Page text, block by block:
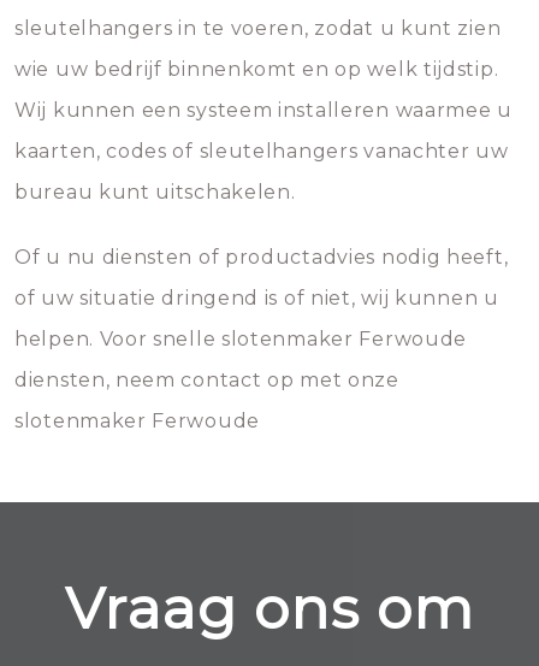
sleutelhangers in te voeren, zodat u kunt zien
wie uw bedrijf binnenkomt en op welk tijdstip.
Wij kunnen een systeem installeren waarmee u
kaarten, codes of sleutelhangers vanachter uw
bureau kunt uitschakelen.
Of u nu diensten of productadvies nodig heeft,
of uw situatie dringend is of niet, wij kunnen u
helpen. Voor snelle slotenmaker Ferwoude
diensten, neem contact op met onze
slotenmaker Ferwoude
Vraag ons om